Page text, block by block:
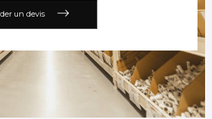
un devis